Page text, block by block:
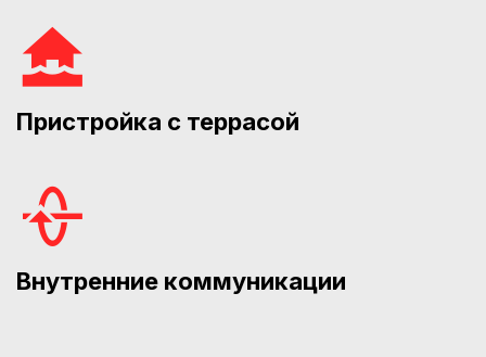
Пристройка с террасой
Внутренние коммуникации